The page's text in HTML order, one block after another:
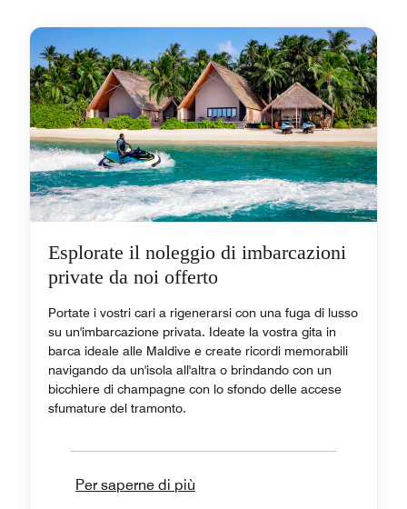
Esplorate il noleggio di imbarcazioni
private da noi offerto
Portate i vostri cari a rigenerarsi con una fuga di lusso
su un'imbarcazione privata. Ideate la vostra gita in
barca ideale alle Maldive e create ricordi memorabili
navigando da un'isola all'altra o brindando con un
bicchiere di champagne con lo sfondo delle accese
sfumature del tramonto.
Per saperne di più